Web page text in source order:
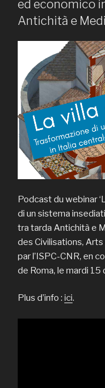
ed economico
Antichità e
Podcast du webinar
di un sistema
tra tarda Antichità e
des Civilisations,
par l’ISPC-CNR, en
de Roma, le mardi
Plus d’info : ici.